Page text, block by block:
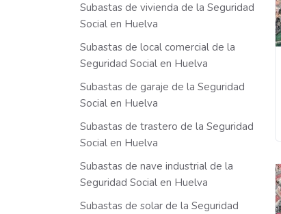
Subastas de vivienda de la Seguridad
Social en Huelva
Subastas de local comercial de la
Seguridad Social en Huelva
Subastas de garaje de la Seguridad
Social en Huelva
Subastas de trastero de la Seguridad
Social en Huelva
Subastas de nave industrial de la
Seguridad Social en Huelva
Subastas de solar de la Seguridad